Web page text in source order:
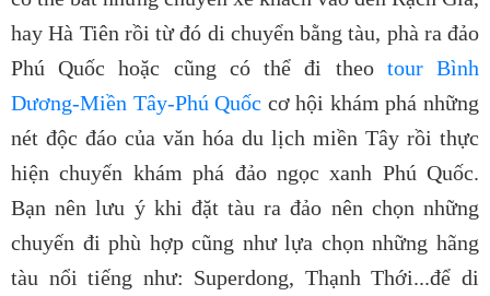
hay Hà Tiên rồi từ đó di chuyển bằng tàu, phà ra đảo
Phú Quốc hoặc cũng có thể đi theotour Bình
Dương-Miền Tây-Phú Quốc cơ hội khám phá những
nét độc đáo của văn hóa du lịch miền Tây rồi thực
hiện chuyến khám phá đảo ngọc xanh Phú Quốc.
Bạn nên lưu ý khi đặt tàu ra đảo nên chọn những
chuyến đi phù hợp cũng như lựa chọn những hãng
tàu nổi tiếng như: Superdong, Thạnh Thới...để di